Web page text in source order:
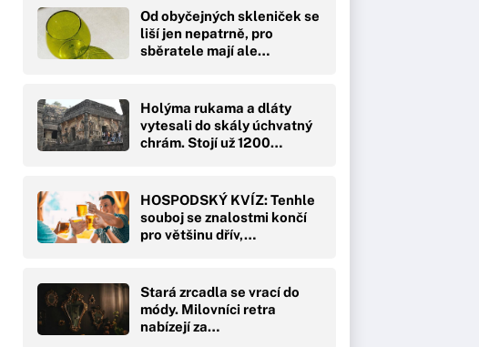
Od obyčejných skleniček se
liší jen nepatrně, pro
sběratele mají ale…
Holýma rukama a dláty
vytesali do skály úchvatný
chrám. Stojí už 1200…
HOSPODSKÝ KVÍZ: Tenhle
souboj se znalostmi končí
pro většinu dřív,…
Stará zrcadla se vrací do
módy. Milovníci retra
nabízejí za…